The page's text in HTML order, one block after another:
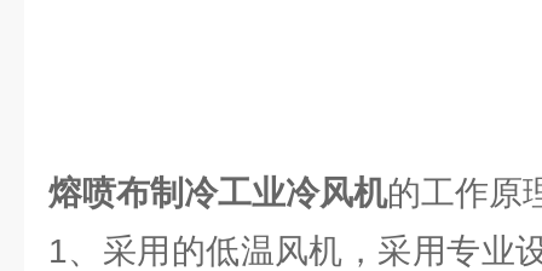
熔喷布制冷工业冷风机的工作原
1、采用的低温风机，采用专业